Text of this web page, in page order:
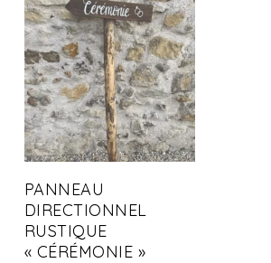
PANNEAU
DIRECTIONNEL
RUSTIQUE
« CÉRÉMONIE »